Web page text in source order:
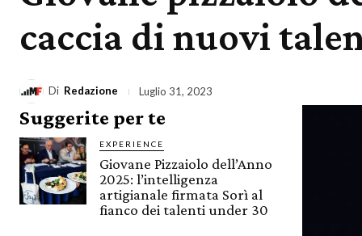
caccia di nuovi
Di Redazione Luglio 31, 2023
Suggerite per te
EXPERIENCE
Giovane Pizzaiolo dell’Anno
2025: l’intelligenza
artigianale firmata Sorì al
fianco dei talenti under 30